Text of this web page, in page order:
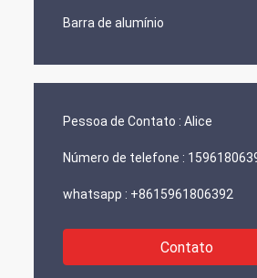
Barra de alumínio
Pessoa de Contato : Alice
Número de telefone :
whatsapp : +8615961806392
Contato